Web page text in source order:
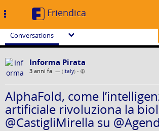
Friendica
Conversations
Informa Pirata
3 anni fa — (Italy) •
AlphaFold, come
artificiale rivoluziona la
@CastigliMirella su